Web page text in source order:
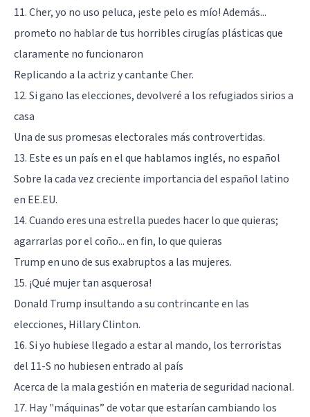
11. Cher, yo no uso peluca, ¡este pelo es mío! Además...
prometo no hablar de tus horribles cirugías plásticas que
claramente no funcionaron
Replicando a la actriz y cantante Cher.
12. Si gano las elecciones, devolveré a los refugiados sirios a
casa
Una de sus promesas electorales más controvertidas.
13. Este es un país en el que hablamos inglés, no español
Sobre la cada vez creciente importancia del español latino
en EE.EU.
14. Cuando eres una estrella puedes hacer lo que quieras;
agarrarlas por el coño... en fin, lo que quieras
Trump en uno de sus exabruptos a las mujeres.
15. ¡Qué mujer tan asquerosa!
Donald Trump insultando a su contrincante en las
elecciones, Hillary Clinton.
16. Si yo hubiese llegado a estar al mando, los terroristas
del 11-S no hubiesen entrado al país
Acerca de la mala gestión en materia de seguridad nacional.
17. Hay "máquinas” de votar que estarían cambiando los